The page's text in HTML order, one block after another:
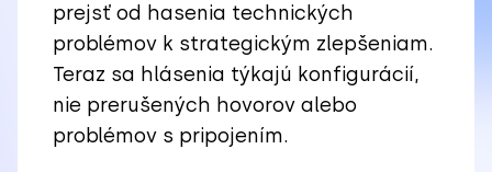
prejsť od hasenia technických
problémov k strategickým zlepšeniam.
Teraz sa hlásenia týkajú konfigurácií,
nie prerušených hovorov alebo
problémov s pripojením.